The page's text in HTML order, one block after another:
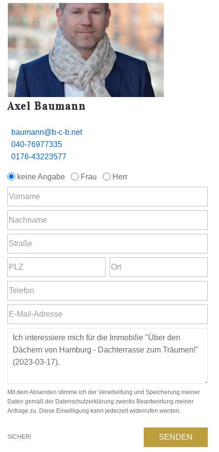
Axel Baumann
baumann@b-c-b.net
040-76977335
0176-43223577
keine Angabe Frau Herr
Mit dem Absenden stimme ich der Verarbeitung und Speicherung meiner
Daten gemäß der Datenschutzerklärung zwecks Beantwortung meiner
Anfrage zu. Diese Einwilligung kann jederzeit widerrufen werden.
SICHER! SENDEN